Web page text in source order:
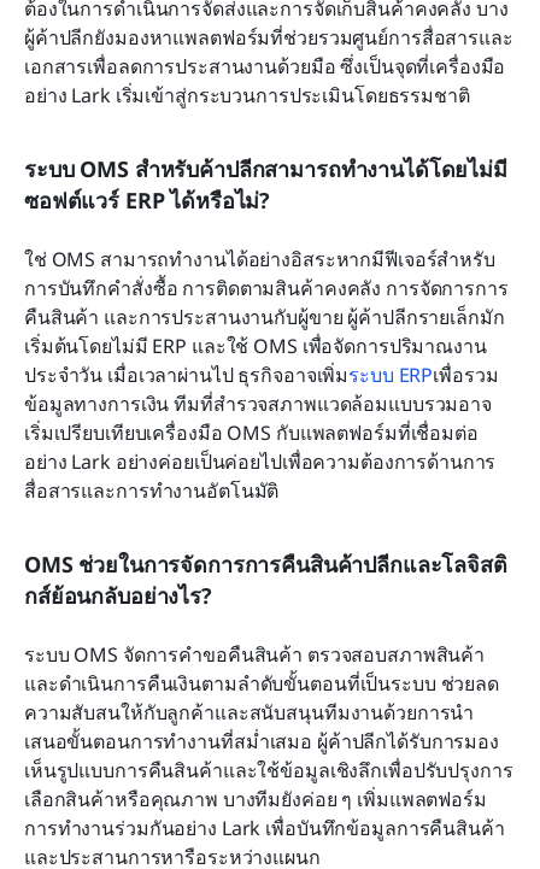
ต้องในการดำเนินการจัดส่งและการจัดเก็บสินค้าคงคลัง บาง
ผู้ค้าปลีกยังมองหาแพลตฟอร์มที่ช่วยรวมศูนย์การสื่อสารและ
เอกสารเพื่อลดการประสานงานด้วยมือ ซึ่งเป็นจุดที่เครื่องมือ
อย่าง Lark เริ่มเข้าสู่กระบวนการประเมินโดยธรรมชาติ
ระบบ OMS สำหรับค้าปลีกสามารถทำงานได้โดยไม่มี
ซอฟต์แวร์ ERP ได้หรือไม่?
ใช่ OMS สามารถทำงานได้อย่างอิสระหากมีฟีเจอร์สำหรับ
การบันทึกคำสั่งซื้อ การติดตามสินค้าคงคลัง การจัดการการ
คืนสินค้า และการประสานงานกับผู้ขาย ผู้ค้าปลีกรายเล็กมัก
เริ่มต้นโดยไม่มี ERP และใช้ OMS เพื่อจัดการปริมาณงาน
ประจำวัน เมื่อเวลาผ่านไป ธุรกิจอาจเพิ่มระบบ ERPเพื่อรวม
ข้อมูลทางการเงิน ทีมที่สำรวจสภาพแวดล้อมแบบรวมอาจ
เริ่มเปรียบเทียบเครื่องมือ OMS กับแพลตฟอร์มที่เชื่อมต่อ
อย่าง Lark อย่างค่อยเป็นค่อยไปเพื่อความต้องการด้านการ
สื่อสารและการทำงานอัตโนมัติ
OMS ช่วยในการจัดการการคืนสินค้าปลีกและโลจิสติ
กส์ย้อนกลับอย่างไร?
ระบบ OMS จัดการคำขอคืนสินค้า ตรวจสอบสภาพสินค้า
และดำเนินการคืนเงินตามลำดับขั้นตอนที่เป็นระบบ ช่วยลด
ความสับสนให้กับลูกค้าและสนับสนุนทีมงานด้วยการนำ
เสนอขั้นตอนการทำงานที่สม่ำเสมอ ผู้ค้าปลีกได้รับการมอง
เห็นรูปแบบการคืนสินค้าและใช้ข้อมูลเชิงลึกเพื่อปรับปรุงการ
เลือกสินค้าหรือคุณภาพ บางทีมยังค่อย ๆ เพิ่มแพลตฟอร์ม
การทำงานร่วมกันอย่าง Lark เพื่อบันทึกข้อมูลการคืนสินค้า
และประสานการหารือระหว่างแผนก